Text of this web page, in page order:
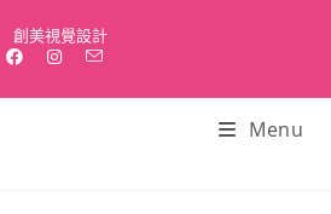
創美視覺設計
Menu